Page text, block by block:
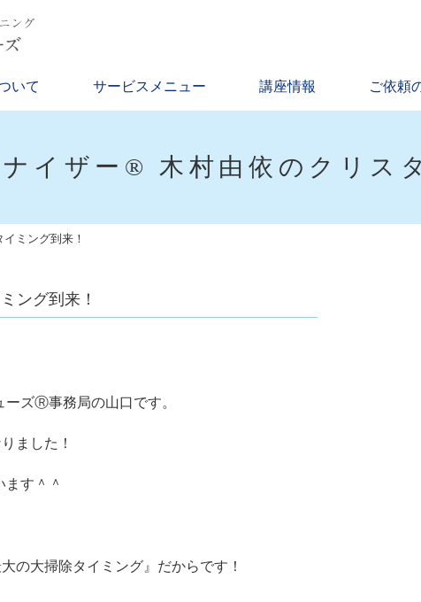
いて サービスメニュー 講座情報 ご依頼
イザー® 木村由依のクリス
ミング到来！
ング到来！
ーズⓇ事務局の山口です。
ました！
す＾＾
の大掃除タイミング』だからです！